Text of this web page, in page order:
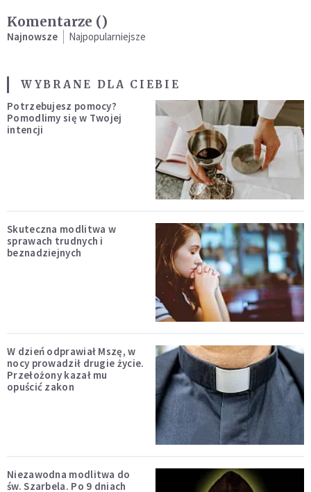
Komentarze ()
Najnowsze Najpopularniejsze
WYBRANE DLA CIEBIE
Potrzebujesz pomocy?
Pomodlimy się w Twojej
intencji
Skuteczna modlitwa w
sprawach trudnych i
beznadziejnych
W dzień odprawiał Mszę, w
nocy prowadził drugie życie.
Przełożony kazał mu
opuścić zakon
Niezawodna modlitwa do
św. Szarbela. Po 9 dniach